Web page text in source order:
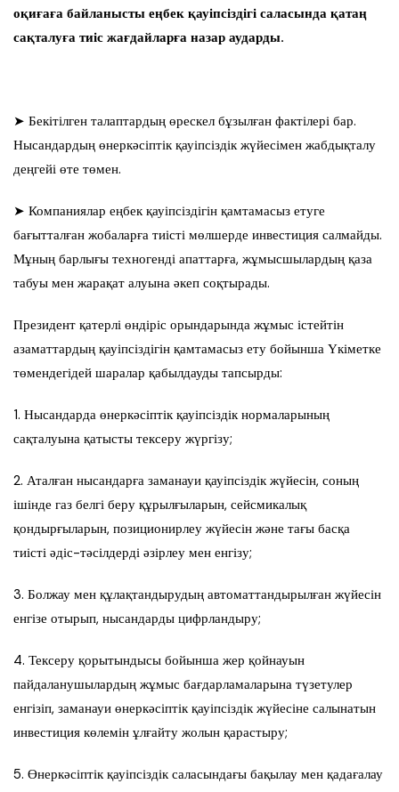
оқиғаға байланысты еңбек қауіпсіздігі саласында қатаң
сақталуға тиіс жағдайларға назар аударды.
➤ Бекітілген талаптардың өрескел бұзылған фактілері бар.
Нысандардың өнеркәсіптік қауіпсіздік жүйесімен жабдықталу
деңгейі өте төмен.
➤ Компаниялар еңбек қауіпсіздігін қамтамасыз етуге
бағытталған жобаларға тиісті мөлшерде инвестиция салмайды.
Мұның барлығы техногенді апаттарға, жұмысшылардың қаза
табуы мен жарақат алуына әкеп соқтырады.
Президент қатерлі өндіріс орындарында жұмыс істейтін
азаматтардың қауіпсіздігін қамтамасыз ету бойынша Үкіметке
төмендегідей шаралар қабылдауды тапсырды:
1. Нысандарда өнеркәсіптік қауіпсіздік нормаларының
сақталуына қатысты тексеру жүргізу;
2. Аталған нысандарға заманауи қауіпсіздік жүйесін, соның
ішінде газ белгі беру құрылғыларын, сейсмикалық
қондырғыларын, позиционирлеу жүйесін және тағы басқа
тиісті әдіс-тәсілдерді әзірлеу мен енгізу;
3. Болжау мен құлақтандырудың автоматтандырылған жүйесін
енгізе отырып, нысандарды цифрландыру;
4. Тексеру қорытындысы бойынша жер қойнауын
пайдаланушылардың жұмыс бағдарламаларына түзетулер
енгізіп, заманауи өнеркәсіптік қауіпсіздік жүйесіне салынатын
инвестиция көлемін ұлғайту жолын қарастыру;
5. Өнеркәсіптік қауіпсіздік саласындағы бақылау мен қадағалау